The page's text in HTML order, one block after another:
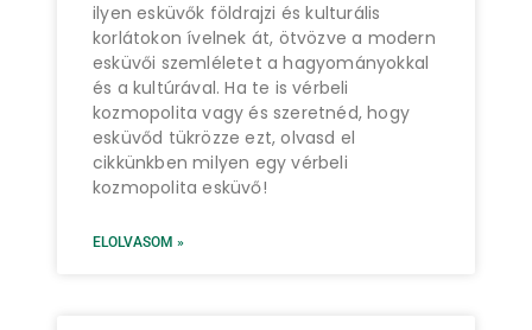
ilyen esküvők földrajzi és kulturális
korlátokon ívelnek át, ötvözve a modern
esküvői szemléletet a hagyományokkal
és a kultúrával. Ha te is vérbeli
kozmopolita vagy és szeretnéd, hogy
esküvőd tükrözze ezt, olvasd el
cikkünkben milyen egy vérbeli
kozmopolita esküvő!
ELOLVASOM »